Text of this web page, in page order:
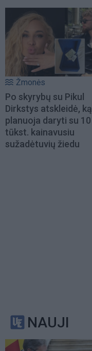
Žmonės
Po skyrybų su Pikul
Dirkstys atskleidė, ką
planuoja daryti su 10
tūkst. kainavusiu
sužadėtuvių žiedu
NAUJI